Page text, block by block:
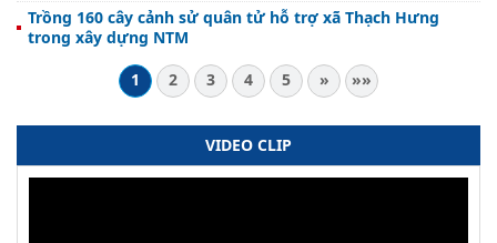
Trồng 160 cây cảnh sử quân tử hỗ trợ xã Thạch Hưng
trong xây dựng NTM
1
2 3 4 5 » »»
VIDEO CLIP